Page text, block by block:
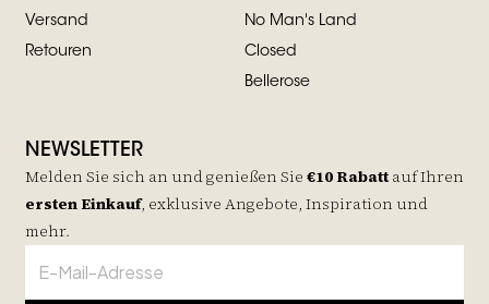
Versand
Retouren
No Man's Land
Closed
Bellerose
NEWSLETTER
Melden Sie sich an und genießen Sie €10 Rabatt aufIhren
ersten Einkauf, exklusive Angebote, Inspiration und
mehr.